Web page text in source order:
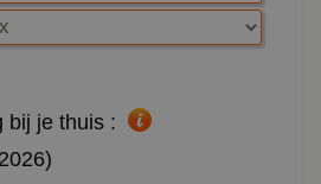
bij je thuis :